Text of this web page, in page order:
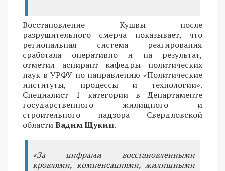
Восстановление Кушвы после
разрушительного смерча показывает, что
региональная система реагирования
сработала оперативно и на результат,
отметил аспирант кафедры политических
наук в УРФУ по направлению «Политические
институты, процессы и технологии».
Специалист 1 категории в Департаменте
государственного жилищного и
строительного надзора Свердловской
областиВадим Щукин.
«За цифрами восстановленными
кровлями, компенсациями, жилищными